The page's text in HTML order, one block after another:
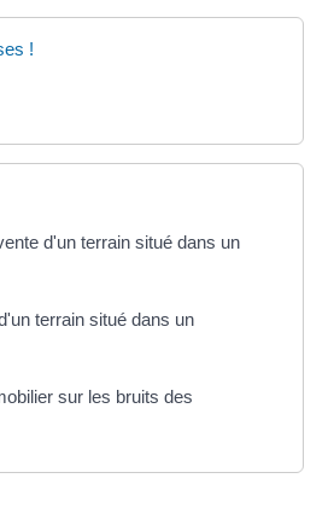
!
d'un terrain situé dans un
terrain situé dans un
sur les bruits des